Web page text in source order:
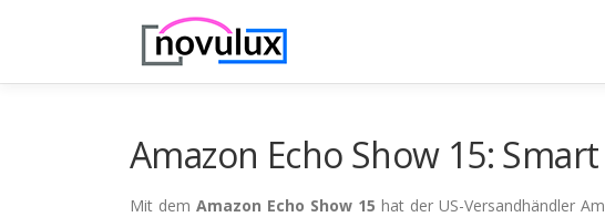
Amazon Echo Show 15:
Mit dem Amazon Echo Show 15 hat der US-Versandhändler